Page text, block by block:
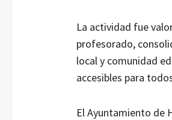
La actividad fue
profesorado,
local y comunidad
accesibles para
El Ayuntamiento de